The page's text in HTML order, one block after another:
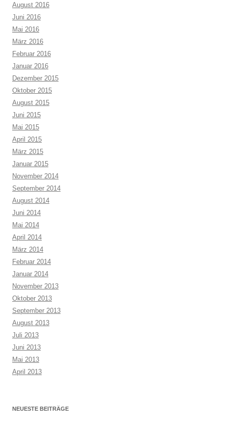
August 2016
Juni 2016
Mai 2016
März 2016
Februar 2016
Januar 2016
Dezember 2015
Oktober 2015
August 2015
Juni 2015
Mai 2015
April 2015
März 2015
Januar 2015
November 2014
September 2014
August 2014
Juni 2014
Mai 2014
April 2014
März 2014
Februar 2014
Januar 2014
November 2013
Oktober 2013
September 2013
August 2013
Juli 2013
Juni 2013
Mai 2013
April 2013
NEUESTE BEITRÄGE